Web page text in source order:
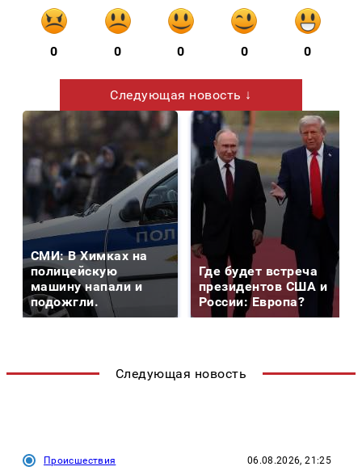
0 0 0 0 0
Следующая новость ↓
СМИ: В Химках на
полицейскую
машину напали и
подожгли.
Где будет встреча
президентов США и
России: Европа?
Следующая новость
Происшествия 06.08.2026, 21:25